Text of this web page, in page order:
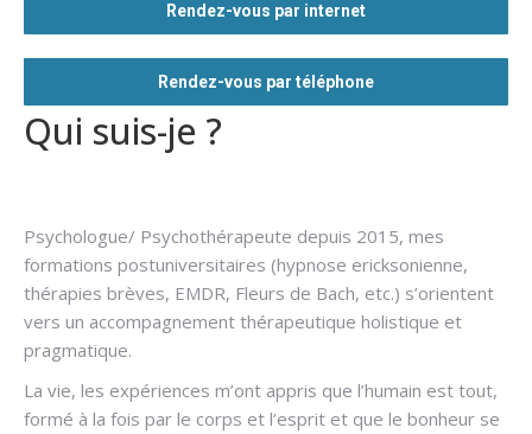
Qui suis-je ?
Psychologue/ Psychothérapeute depuis 2015, mes
formations postuniversitaires (hypnose ericksonienne,
thérapies brèves, EMDR, Fleurs de Bach, etc.) s’orientent
vers un accompagnement thérapeutique holistique et
pragmatique.
La vie, les expériences m’ont appris que l’humain est tout,
formé à la fois par le corps et l’esprit et que le bonheur se
Rendez-vous par internet
Rendez-vous par téléphone